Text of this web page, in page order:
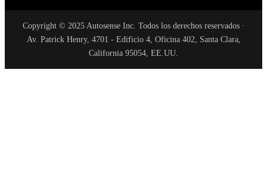
Copyright © 2025 Autosense Inc. Todos los derechos reservados ·
Av. Patrick Henry, 4701 - Edificio 4, Oficina 402, Santa Clara,
California 95054, EE.UU.